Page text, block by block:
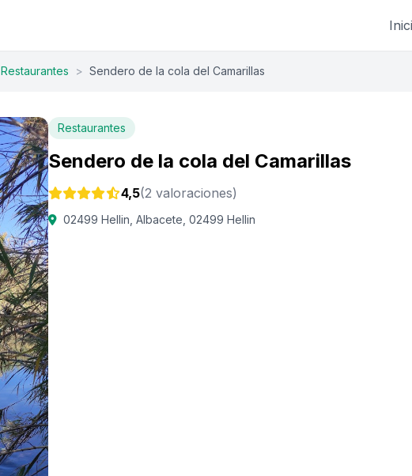
Restaurantes > Sendero de la cola del Camarillas
Restaurantes
Sendero de la cola del Camarillas
4,5(2 valoraciones)
02499 Hellin, Albacete, 02499 Hellin